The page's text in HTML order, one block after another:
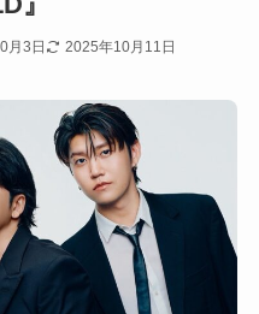
月3日 2025年10月11日